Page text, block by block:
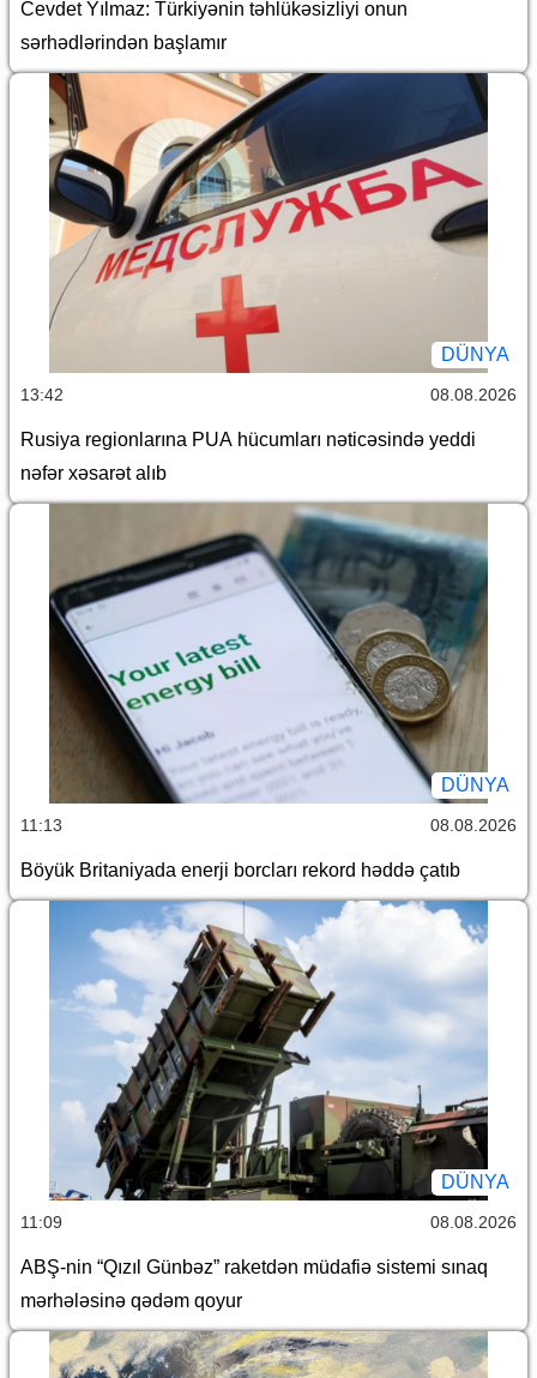
Cevdet Yılmaz: Türkiyənin təhlükəsizliyi onun
sərhədlərindən başlamır
DÜNYA
13:42 08.08.2026
Rusiya regionlarına PUA hücumları nəticəsində yeddi
nəfər xəsarət alıb
DÜNYA
11:13 08.08.2026
Böyük Britaniyada enerji borcları rekord həddə çatıb
DÜNYA
11:09 08.08.2026
ABŞ-nin “Qızıl Günbəz” raketdən müdafiə sistemi sınaq
mərhələsinə qədəm qoyur